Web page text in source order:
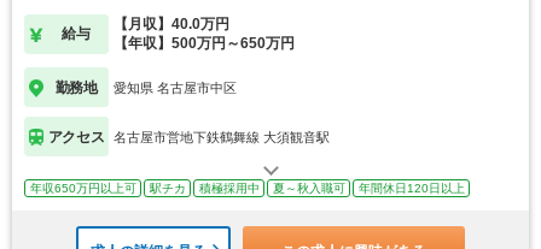
給与
【月収】40.0万円
【年収】500万円～650万円
勤務地 愛知県 名古屋市中区
アクセス 名古屋市営地下鉄鶴舞線 大須観音駅
年収650万円以上可 駅チカ 積極採用中 夏～秋入職可 年間休日120日以上